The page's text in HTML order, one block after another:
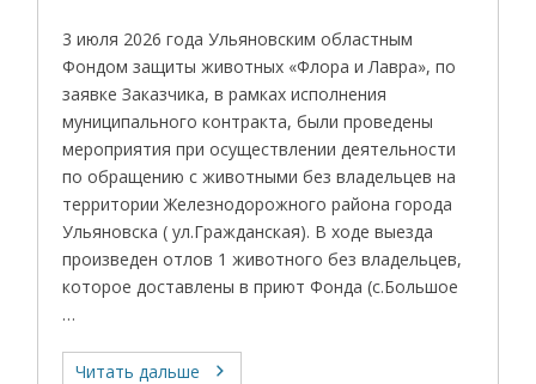
3 июля 2026 года Ульяновским областным
Фондом защиты животных «Флора и Лавра», по
заявке Заказчика, в рамках исполнения
муниципального контракта, были проведены
мероприятия при осуществлении деятельности
по обращению с животными без владельцев на
территории Железнодорожного района города
Ульяновска ( ул.Гражданская). В ходе выезда
произведен отлов 1 животного без владельцев,
которое доставлены в приют Фонда (с.Большое
…
Читать дальше